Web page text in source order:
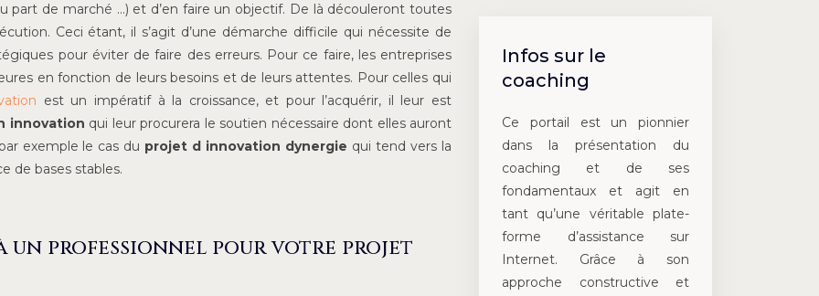
part de marché …) et d’en faire un objectif. De là découleront toutes
Ceci étant, il s’agit d’une démarche difficile qui nécessite de
pour éviter de faire des erreurs. Pour ce faire, les entreprises
en fonction de leurs besoins et de leurs attentes. Pour celles qui
est un impératif à la croissance, et pour l’acquérir, il leur est
innovation qui leur procurera le soutien nécessaire dont elles auront
exemple le cas du projet d innovation dynergie qui tend vers la
de bases stables.
un professionnel pour votre projet
Infos sur le
coaching
Ce portail est un pionnier
dans la présentation du
coaching et de ses
fondamentaux et agit en
tant qu’une véritable plate-
forme d’assistance sur
Internet. Grâce à son
approche constructive et